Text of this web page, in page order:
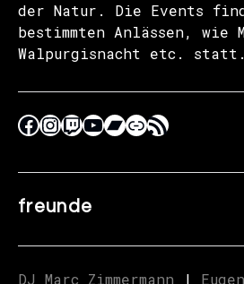
der Natur. Die Events
bestimmten Anlässen, wie
Walpurgisnacht etc. statt.
freunde
DJ Marc Zimmermann |